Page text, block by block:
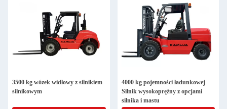
3500 kg wózek widłowy z silnikiem
silnikowym
4000 kg pojemności ładunkowej
Silnik wysokoprężny z opcjami
silnika i mastu